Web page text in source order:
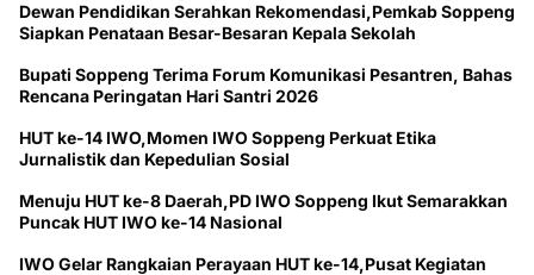
Dewan Pendidikan Serahkan Rekomendasi,Pemkab Soppeng
Siapkan Penataan Besar-Besaran Kepala Sekolah
Bupati Soppeng Terima Forum Komunikasi Pesantren, Bahas
Rencana Peringatan Hari Santri 2026
HUT ke-14 IWO,Momen IWO Soppeng Perkuat Etika
Jurnalistik dan Kepedulian Sosial
Menuju HUT ke-8 Daerah,PD IWO Soppeng Ikut Semarakkan
Puncak HUT IWO ke-14 Nasional
IWO Gelar Rangkaian Perayaan HUT ke-14,Pusat Kegiatan